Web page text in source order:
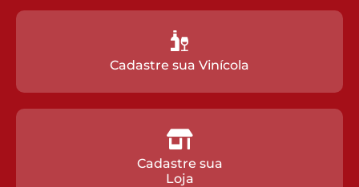
Cadastre sua Vinícola
Cadastre sua
Loja